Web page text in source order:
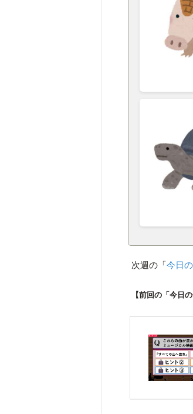
次週の「今日
【前回の「今日